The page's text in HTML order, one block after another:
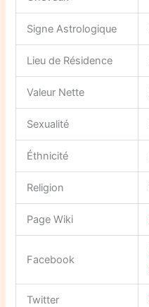
Signe Astrologique
Lieu de Résidence
Valeur Nette
Sexualité
Éthnicité
Religion
Page Wiki
Facebook
Twitter